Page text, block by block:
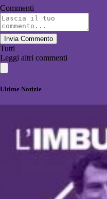
Commenti
Invia Commento
Tutti
Leggi altri commenti
Ultime Notizie